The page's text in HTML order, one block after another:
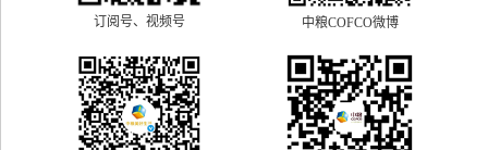
订阅号、视频号 中粮COFCO微博